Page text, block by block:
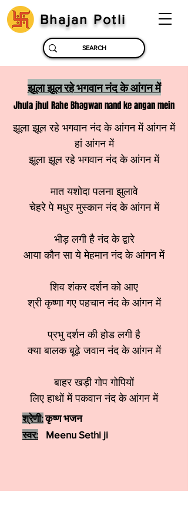
Bhajan Potli
झूला झूल रहे भगवान नंद के आंगन में
Jhula jhul Rahe Bhagwan nand ke angan mein
झूला झूल रहे भगवान नंद के आंगन में आंगन में
हां आंगन में
झूला झूल रहे भगवान नंद के आंगन में
मात यशोदा पलना झुलावे
चेहरे पे मधुर मुस्कान नंद के आंगन में
भीड़ लगी है नंद के द्वारे
आया कौन सा ये मेहमान नंद के आंगन में
शिव शंकर दर्शन को आए
श्री कृष्णा गए पहचान नंद के आंगन में
प्रभु दर्शन की होड लगी है
क्या बालक बूढ़े जवान नंद के आंगन में
बाहर खड़ी गोप गोपियों
लिए हाथों में पकवान नंद के आंगन में
श्रेणी:कृष्ण भजन
स्वर:
Meenu Sethi ji